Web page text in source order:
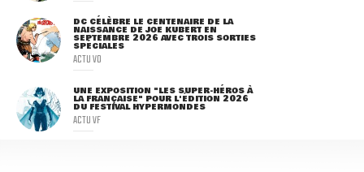
DC CÉLÈBRE LE CENTENAIRE DE LA
NAISSANCE DE JOE KUBERT EN
SEPTEMBRE 2026 AVEC TROIS SORTIES
SPÉCIALES
ACTU VO
UNE EXPOSITION "LES SUPER-HÉROS À
LA FRANÇAISE" POUR L'ÉDITION 2026
DU FESTIVAL HYPERMONDES
ACTU VF